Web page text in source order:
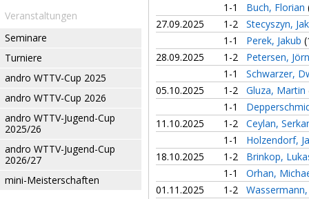
Veranstaltungen
Seminare
Turniere
andro WTTV-Cup 2025
andro WTTV-Cup 2026
andro WTTV-Jugend-Cup
2025/26
andro WTTV-Jugend-Cup
2026/27
mini-Meisterschaften
1-1
Buch, Florian
27.09.2025
1-2
Stecyszyn,
1-1
Perek, Jakub
28.09.2025
1-2
Petersen,
1-1
Schwarzer,
05.10.2025
1-2 Gluza, Martin
1-1
11.10.2025
1-2
Ceylan,
1-1
Holzendorf,
18.10.2025
1-2
Brinkop,
1-1
Orhan,
01.11.2025
1-2